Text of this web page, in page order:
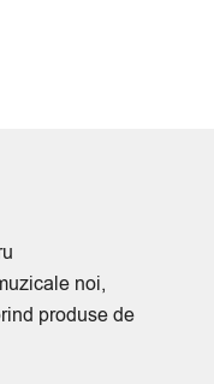
noi,
produse de